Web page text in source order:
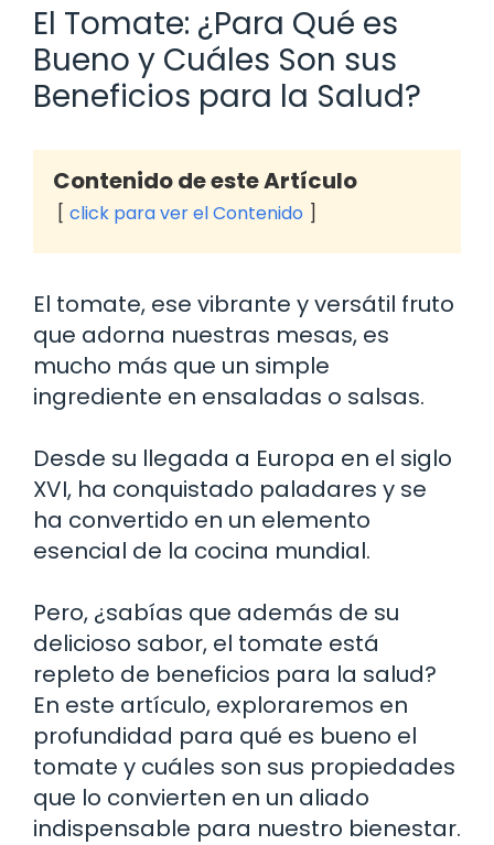
El Tomate: ¿Para Qué es
Bueno y Cuáles Son sus
Beneficios para la Salud?
Contenido de este Artículo
click para ver el Contenido
El tomate, ese vibrante y versátil fruto
que adorna nuestras mesas, es
mucho más que un simple
ingrediente en ensaladas o salsas.
Desde su llegada a Europa en el siglo
XVI, ha conquistado paladares y se
ha convertido en un elemento
esencial de la cocina mundial.
Pero, ¿sabías que además de su
delicioso sabor, el tomate está
repleto de beneficios para la salud?
En este artículo, exploraremos en
profundidad para qué es bueno el
tomate y cuáles son sus propiedades
que lo convierten en un aliado
indispensable para nuestro bienestar.